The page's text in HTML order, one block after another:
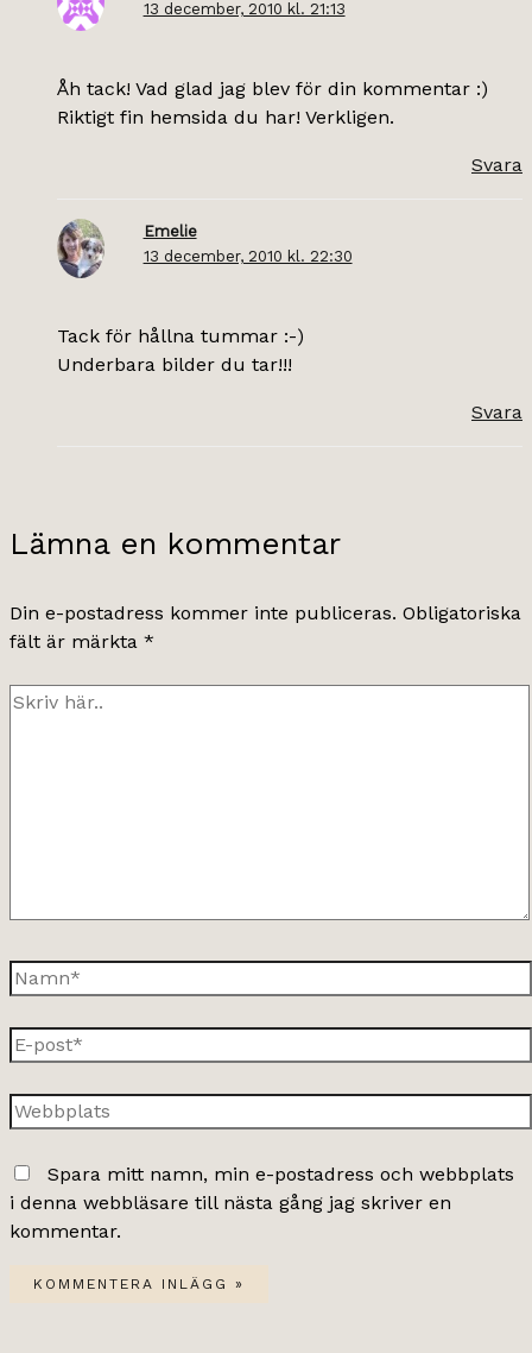
13 december, 2010 kl. 21:13
Åh tack! Vad glad jag blev för din kommentar :)
Riktigt fin hemsida du har! Verkligen.
Svara
Emelie
13 december, 2010 kl. 22:30
Tack för hållna tummar :-)
Underbara bilder du tar!!!
Svara
Lämna en kommentar
Din e-postadress kommer inte publiceras. Obligatoriska
fält är märkta *
Skriv
Namn*
E-
post*
Webbplats
Spara mitt namn, min e-postadress och webbplats
i denna webbläsare till nästa gång jag skriver en
kommentar.